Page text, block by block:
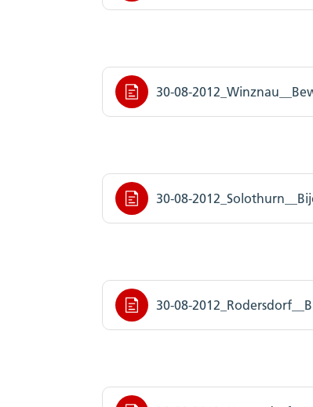
30-08-
30-08-
30-08-